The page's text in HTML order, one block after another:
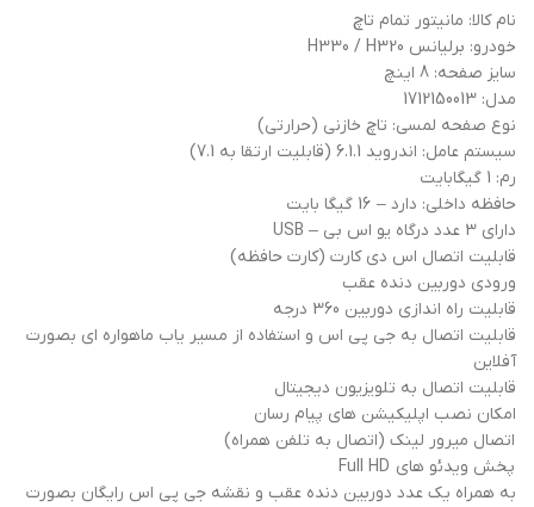
نام کالا: مانیتور تمام تاچ
خودرو: برلیانس H330 / H320
سایز صفحه: 8 اینچ
مدل: 1712150013
نوع صفحه لمسی: تاچ خازنی (حرارتی)
سیستم عامل: اندروید 6.1.1 (قابلیت ارتقا به 7.1)
رم: 1 گیگابایت
حافظه داخلی: دارد – 16 گیگا بایت
دارای 3 عدد درگاه یو اس بی – USB
قابلیت اتصال اس دی کارت (کارت حافظه)
ورودی دوربین دنده عقب
قابلیت راه اندازی دوربین 360 درجه
قابلیت اتصال به جی پی اس و استفاده از مسیر یاب ماهواره ای بصورت
آفلاین
قابلیت اتصال به تلویزیون دیجیتال
امکان نصب اپلیکیشن های پیام رسان
اتصال میرور لینک (اتصال به تلفن همراه)
پخش ویدئو های Full HD
به همراه یک عدد دوربین دنده عقب و نقشه جی پی اس رایگان بصورت